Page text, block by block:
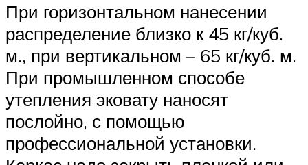
При горизонтальном нанесении
распределение близко к 45 кг/куб.
м., при вертикальном – 65 кг/куб. м.
При промышленном способе
утепления эковату наносят
послойно, с помощью
профессиональной установки.